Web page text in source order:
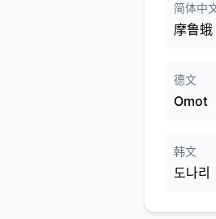
简体中
摩鲁蛾
德文
Omot
韩文
도나리